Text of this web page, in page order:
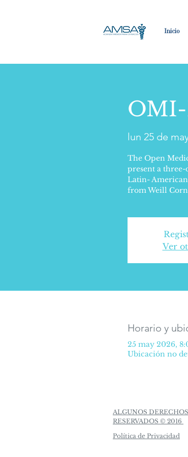
Inicio
lun 25 de
The Open
present a
Latin-
from Weill
Ver
Horario y
25 may 2026,
Ubicación no
ALGUNOS DERECHOS
RESERVADOS © 2016
Política de Privacidad